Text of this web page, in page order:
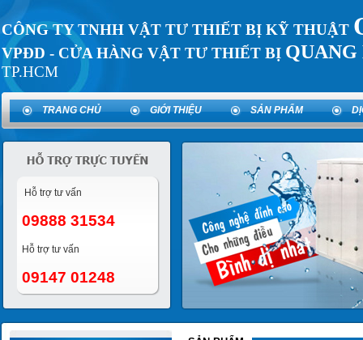
CÔNG TY TNHH VẬT TƯ THIẾT BỊ KỸ THUẬT
VPĐD - CỬA HÀNG VẬT TƯ THIẾT BỊ
TP.HCM
TRANG CHỦ GIỚI THIỆU SẢN PHẨM
Hỗ trợ tư vấn
09888 31534
Hỗ trợ tư vấn
09147 01248